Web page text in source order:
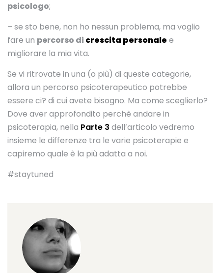
psicologo;
– se sto bene, non ho nessun problema, ma voglio
fare un percorso di crescita personale e
migliorare la mia vita.
Se vi ritrovate in una (o più) di queste categorie,
allora un percorso psicoterapeutico potrebbe
essere ci? di cui avete bisogno. Ma come sceglierlo?
Dove aver approfondito perchè andare in
psicoterapia, nella Parte 3 dell’articolo vedremo
insieme le differenze tra le varie psicoterapie e
capiremo quale è la più adatta a noi.
#staytuned